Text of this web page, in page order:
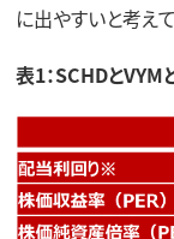
に出やすいと考えて
表1：SCHDと